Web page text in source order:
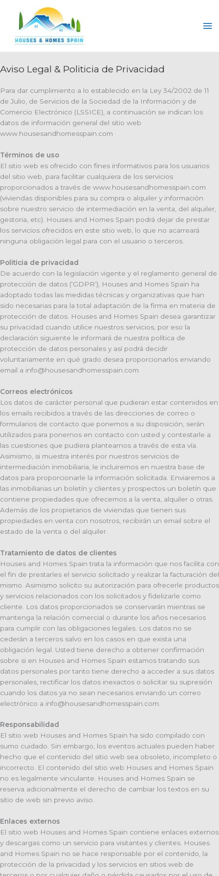
content
Aviso Legal & Politicia de Privacidad
Para dar cumplimiento a lo establecido en la Ley 34/2002 de 11
de Julio, de Servicios de la Sociedad de la Información y de
Comercio Electrónico (LSSICE), a continuación se indican los
datos de información general del sitio web
www.housesandhomesspain.com
Términos de uso
El sitio web es ofrecido con fines informativos para los usuarios
del sitio web, para facilitar cualquiera de los servicios
proporcionados a través de www.housesandhomesspain.com
(viviendas disponibles para su compra o alquiler y información
sobre nuestro servicio de intermediación en la venta, del alquiler,
gestoria, etc). Houses and Homes Spain podrá dejar de prestar
los servicios ofrecidos en este sitio web, lo que no acarreará
ninguna obligación legal para con el usuario o terceros.
Politicia de privacidad
De acuerdo con la legislación vigente y el reglamento general de
protección de datos (‘GDPR’), Houses and Homes Spain ha
adoptado todas las medidas técnicas y organizativas que han
sido necesarias para la total adaptación de la firma en materia de
protección de datos. Houses and Homes Spain desea garantizar
su privacidad cuando utilice nuestros servicios, por eso la
declaración siguiente le informará de nuestra política de
protección de datos personales y así podrá decidir
voluntariamente en qué grado desea proporcionarlos enviando
email a info@housesandhomesspain.com
Correos electrónicos
Los datos de carácter personal que pudieran estar contenidos en
los emails recibidos a través de las direcciones de correo o
formularios de contacto que ponemos a su disposición, serán
utilizados para ponernos en contacto con usted y contestarle a
las cuestiones que pudiera plantearnos a través de esta vía.
Asimismo, si muestra interés por nuestros servicios de
intermediación inmobiliaria, le incluiremos en nuestra base de
datos para proporcionarle la información solicitada. Enviaremos a
las inmobiliarias un boletín y clientes y prospectos un boletín que
contiene propiedades que ofrecemos a la venta, alquiler o otras.
Además de los propietarios de viviendas que tienen sus
propiedades en venta con nosotros, recibirán un email sobre el
estado de la venta o del alquiler.
Tratamiento de datos de clientes
Houses and Homes Spain trata la información que nos facilita con
el fin de prestarles el servicio solicitado y realizar la facturación del
mismo. Asimismo solicito su autorización para ofrecerle productos
y servicios relacionados con los solicitados y fidelizarle como
cliente. Los datos proporcionados se conservarán mientras se
mantenga la relación comercial o durante los años necesarios
para cumplir con las obligaciones legales. Los datos no se
cederán a terceros salvo en los casos en que exista una
obligación legal. Usted tiene derecho a obtener confirmación
sobre si en Houses and Homes Spain estamos tratando sus
datos personales por tanto tiene derecho a acceder a sus datos
personales, rectificar los datos inexactos o solicitar su supresión
cuando los datos ya no sean necesarios enviando un correo
electrónico a info@housesandhomesspain.com.
Responsabilidad
El sitio web Houses and Homes Spain ha sido compilado con
sumo cuidado. Sin embargo, los eventos actuales pueden haber
hecho que el contenido del sitio web sea obsoleto, incompleto o
incorrecto. El contenido del sitio web Houses and Homes Spain
no es legalmente vinculante. Houses and Homes Spain se
reserva adicionalmente el derecho de cambiar los textos en su
sitio de web sin previo aviso.
Enlaces externos
El sitio web Houses and Homes Spain contiene enlaces externos
y descargas como un servicio para visitantes y clientes. Houses
and Homes Spain no se hace responsable por el contenido, la
protección de la privacidad y los servicios en sitios web de